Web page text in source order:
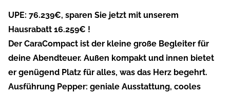
UPE: 76.239€, sparen Sie jetzt mit unserem
Hausrabatt 16.259€ !
Der CaraCompact ist der kleine große Begleiter für
deine Abendteuer. Außen kompakt und innen bietet
er genügend Platz für alles, was das Herz begehrt.
Ausführung Pepper: geniale Ausstattung, cooles